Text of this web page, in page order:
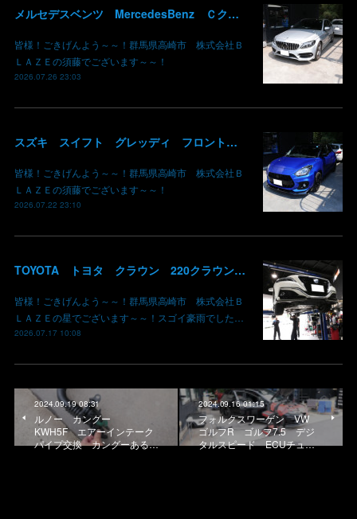
メルセデスベンツ MercedesBenz Ｃクラス バッテリー サブバッテリー 交換 パナメリカーナグリル化 コマンドシステム SSD化 群馬 高崎
皆様！ごきげんよう～～！群馬県高崎市 株式会社Ｂ
ＬＡＺＥの須藤でございます～～！
2026.07.26 23:03
スズキ スイフト グレッディ フロントリップスポイラー リアウイング 塗装 カーボン クリア 持込み部品 取り付け 群馬 高崎
皆様！ごきげんよう～～！群馬県高崎市 株式会社Ｂ
ＬＡＺＥの須藤でございます～～！
2026.07.22 23:10
TOYOTA トヨタ クラウン 220クラウン 持ち込みマフラー交換 群馬県高崎市 株式会社BLAZE
皆様！ごきげんよう～～！群馬県高崎市 株式会社Ｂ
ＬＡＺＥの星でございます～～！スゴイ豪雨でした…
2026.07.17 10:08
2024.09.19 08:31
ルノー カングー
KWH5F エアーインテーク
パイプ交換 カングーある…
2024.09.16 01:15
フォルクスワーゲン VW
ゴルフR ゴルフ7.5 デジ
タルスピード ECUチュ…